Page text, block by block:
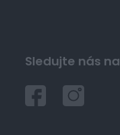
Sledujte nás na